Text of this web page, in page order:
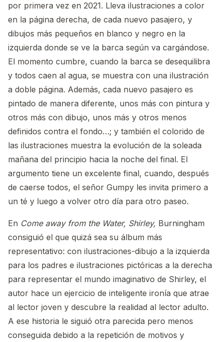
por primera vez en 2021. Lleva ilustraciones a color
en la página derecha, de cada nuevo pasajero, y
dibujos más pequeños en blanco y negro en la
izquierda donde se ve la barca según va cargándose.
El momento cumbre, cuando la barca se desequilibra
y todos caen al agua, se muestra con una ilustración
a doble página. Además, cada nuevo pasajero es
pintado de manera diferente, unos más con pintura y
otros más con dibujo, unos más y otros menos
definidos contra el fondo…; y también el colorido de
las ilustraciones muestra la evolución de la soleada
mañana del principio hacia la noche del final. El
argumento tiene un excelente final, cuando, después
de caerse todos, el señor Gumpy les invita primero a
un té y luego a volver otro día para otro paseo.
En Come away from the Water, Shirley, Burningham
consiguió el que quizá sea su álbum más
representativo: con ilustraciones-dibujo a la izquierda
para los padres e ilustraciones pictóricas a la derecha
para representar el mundo imaginativo de Shirley, el
autor hace un ejercicio de inteligente ironía que atrae
al lector joven y descubre la realidad al lector adulto.
A ese historia le siguió otra parecida pero menos
conseguida debido a la repetición de motivos y